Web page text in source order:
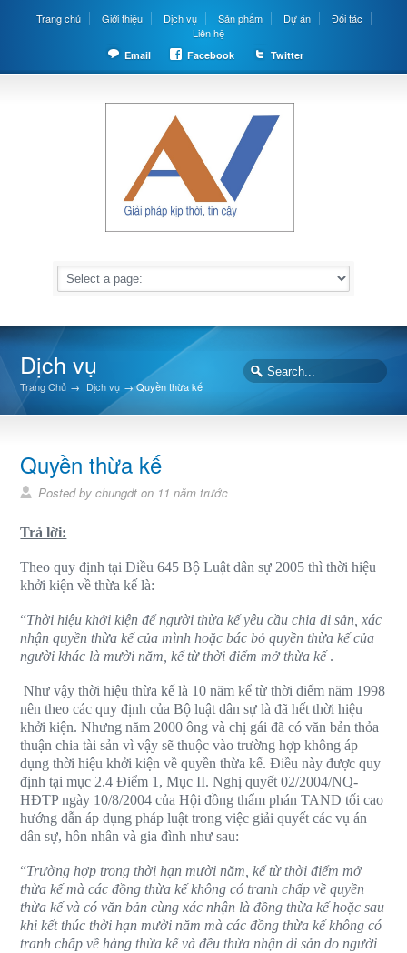
Trang chủ Giới thiệu Dịch vụ Sản phẩm Dự án
Đối tác
Liên hệ
Email Facebook Twitter
Dịch vụ
Trang Chủ → Dịch vụ →Quyền thừa kế
Quyền thừa kế
Posted by chungdt on 11 năm trước
Trả lời:
Theo quy định tại Điều 645 Bộ Luật dân sự 2005 thì thời hiệu
khởi kiện về thừa kế là:
“Thời hiệu khởi kiện để người thừa kế yêu cầu chia di sản, xác
nhận quyền thừa kế của mình hoặc bác bỏ quyền thừa kế của
người khác là mười năm, kể từ thời điểm mở thừa kế.
Như vậy thời hiệu thừa kế là 10 năm kể từ thời điểm năm 1998
nên theo các quy định của Bộ luật dân sự là đã hết thời hiệu
khởi kiện. Nhưng năm 2000 ông và chị gái đã có văn bản thỏa
thuận chia tài sản vì vậy sẽ thuộc vào trường hợp không áp
dụng thời hiệu khởi kiện về quyền thừa kế. Điều này được quy
định tại mục 2.4 Điểm 1, Mục II. Nghị quyết 02/2004/NQ-
HĐTP ngày 10/8/2004 của Hội đồng thẩm phán TAND tối cao
hướng dẫn áp dụng pháp luật trong việc giải quyết các vụ án
dân sự, hôn nhân và gia đình như sau:
“Trường hợp trong thời hạn mười năm, kể từ thời điểm mở
thừa kế mà các đồng thừa kế không có tranh chấp về quyền
thừa kế và có văn bản cùng xác nhận là đồng thừa kế hoặc sau
khi kết thúc thời hạn mười năm mà các đồng thừa kế không có
tranh chấp về hàng thừa kế và đều thừa nhận di sản do người